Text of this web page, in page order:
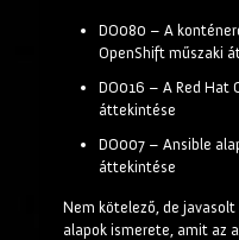
DO080 – A
OpenShift műszaki
DO016 – A Red Hat
áttekintése
DO007 – Ansible
áttekintése
Nem kötelező, de
alapok ismerete, amit az